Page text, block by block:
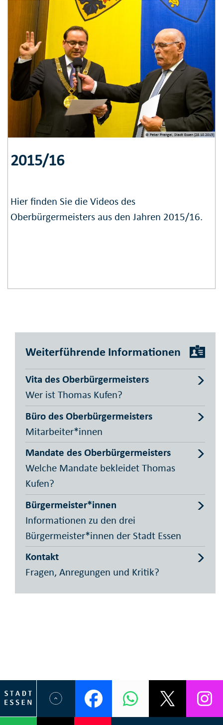
© Peter Prengel, Stadt Essen (28.10.2015)
2015/16
Hier finden Sie die Videos des
Oberbürgermeisters aus den Jahren 2015/16.
Weiterführende Informationen
Vita des Oberbürgermeisters
Wer ist Thomas Kufen?
Büro des Oberbürgermeisters
Mitarbeiter*innen
Mandate des Oberbürgermeisters
Welche Mandate bekleidet Thomas
Kufen?
Bürgermeister*innen
Informationen zu den drei
Bürgermeister*innen der Stadt Essen
Kontakt
Fragen, Anregungen und Kritik?